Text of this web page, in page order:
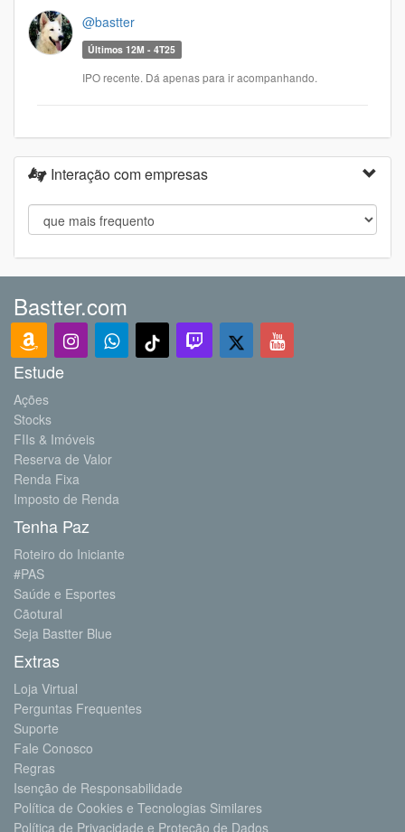
@bastter
Últimos 12M - 4T25
IPO recente. Dá apenas para ir acompanhando.
Interação com empresas
Bastter.com
Estude
Ações
Stocks
FIIs & Imóveis
Reserva de Valor
Renda Fixa
Imposto de Renda
Tenha Paz
Roteiro do Iniciante
#PAS
Saúde e Esportes
Cãotural
Seja Bastter Blue
Extras
Loja Virtual
Perguntas Frequentes
Suporte
Fale Conosco
Regras
Isenção de Responsabilidade
Política de Cookies e Tecnologias Similares
Política de Privacidade e Proteção de Dados